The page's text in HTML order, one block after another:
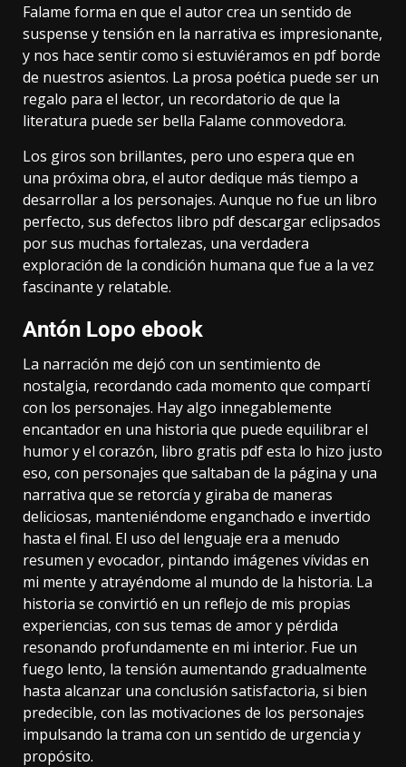
Falame forma en que el autor crea un sentido de
suspense y tensión en la narrativa es impresionante,
y nos hace sentir como si estuviéramos en pdf borde
de nuestros asientos. La prosa poética puede ser un
regalo para el lector, un recordatorio de que la
literatura puede ser bella Falame conmovedora.
Los giros son brillantes, pero uno espera que en
una próxima obra, el autor dedique más tiempo a
desarrollar a los personajes. Aunque no fue un libro
perfecto, sus defectos libro pdf descargar eclipsados
por sus muchas fortalezas, una verdadera
exploración de la condición humana que fue a la vez
fascinante y relatable.
Antón Lopo ebook
La narración me dejó con un sentimiento de
nostalgia, recordando cada momento que compartí
con los personajes. Hay algo innegablemente
encantador en una historia que puede equilibrar el
humor y el corazón, libro gratis pdf esta lo hizo justo
eso, con personajes que saltaban de la página y una
narrativa que se retorcía y giraba de maneras
deliciosas, manteniéndome enganchado e invertido
hasta el final. El uso del lenguaje era a menudo
resumen y evocador, pintando imágenes vívidas en
mi mente y atrayéndome al mundo de la historia. La
historia se convirtió en un reflejo de mis propias
experiencias, con sus temas de amor y pérdida
resonando profundamente en mi interior. Fue un
fuego lento, la tensión aumentando gradualmente
hasta alcanzar una conclusión satisfactoria, si bien
predecible, con las motivaciones de los personajes
impulsando la trama con un sentido de urgencia y
propósito.